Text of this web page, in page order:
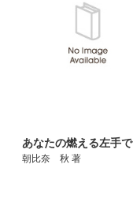
あなたの燃える左手で
朝比奈 秋 著